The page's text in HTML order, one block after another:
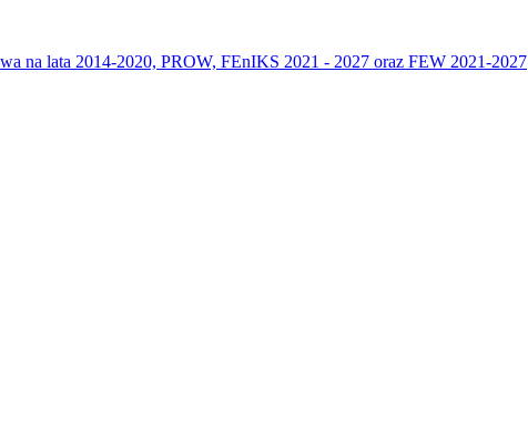
na lata 2014-2020, PROW, FEnIKS 2021 - 2027 oraz FEW 2021-2027